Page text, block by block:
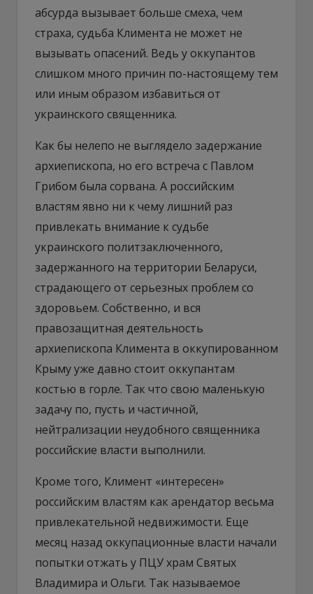
абсурда вызывает больше смеха, чем
страха, судьба Климента не может не
вызывать опасений. Ведь у оккупантов
слишком много причин по-настоящему тем
или иным образом избавиться от
украинского священника.
Как бы нелепо не выглядело задержание
архиепископа, но его встреча с Павлом
Грибом была сорвана. А российским
властям явно ни к чему лишний раз
привлекать внимание к судьбе
украинского политзаключенного,
задержанного на территории Беларуси,
страдающего от серьезных проблем со
здоровьем. Собственно, и вся
правозащитная деятельность
архиепископа Климента в оккупированном
Крыму уже давно стоит оккупантам
костью в горле. Так что свою маленькую
задачу по, пусть и частичной,
нейтрализации неудобного священника
российские власти выполнили.
Кроме того, Климент «интересен»
российским властям как арендатор весьма
привлекательной недвижимости. Еще
месяц назад оккупационные власти начали
попытки отжать у ПЦУ храм Святых
Владимира и Ольги. Так называемое